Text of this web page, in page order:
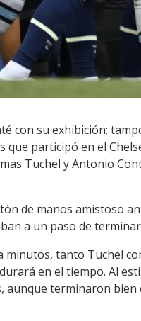
con su exhibición;
que participó en el
Tuchel y Antonio
de manos amistoso
a un paso de
minutos, tanto Tuchel
en el tiempo. Al
aunque terminaron